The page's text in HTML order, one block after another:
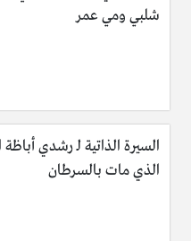
شلبي ومي عمر
السيرة الذاتية لـ رشدي
الذي مات بالسرطان